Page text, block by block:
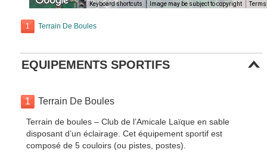
Keyboard shortcuts Image may be subject to copyright Terms
1 Terrain De Boules
EQUIPEMENTS SPORTIFS
1 Terrain De Boules
Terrain de boules – Club de l’Amicale Laïque en sable
disposant d’un éclairage. Cet équipement sportif est
composé de 5 couloirs (ou pistes, postes).